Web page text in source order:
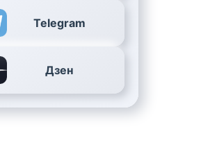
Telegram
Дзен